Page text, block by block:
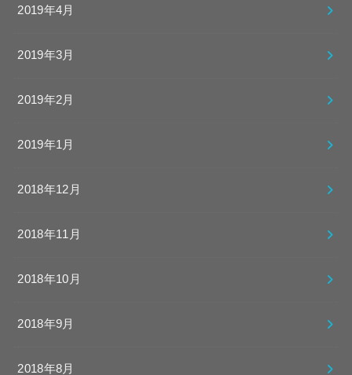
2019年4月
2019年3月
2019年2月
2019年1月
2018年12月
2018年11月
2018年10月
2018年9月
2018年8月